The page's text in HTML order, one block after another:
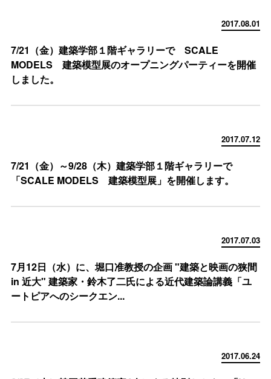
2017.08.01
7/21（金）建築学部１階ギャラリーで SCALE
MODELS 建築模型展のオープニングパーティーを開催
しました。
2017.07.12
7/21（金）～9/28（木）建築学部１階ギャラリーで
「SCALE MODELS 建築模型展」を開催します。
2017.07.03
7月12日（水）に、堀口准教授の企画 "建築と映画の狭間
in 近大" 建築家・鈴木了二氏による近代建築論講義「ユ
ートピアへのシークエン...
2017.06.24